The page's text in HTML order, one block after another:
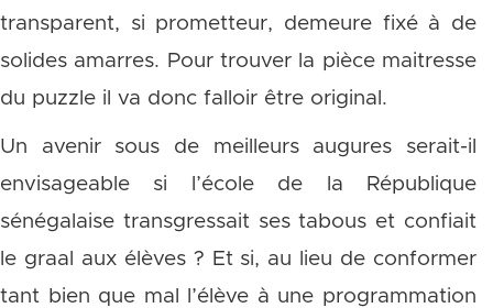
transparent, si prometteur, demeure fixé à de
solides amarres. Pour trouver la pièce maitresse
du puzzle il va donc falloir être original.
Un avenir sous de meilleurs augures serait-il
envisageable si l’école de la République
sénégalaise transgressait ses tabous et confiait
le graal aux élèves ? Et si, au lieu de conformer
tant bien que mal l’élève à une programmation